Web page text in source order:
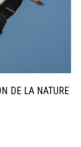
DE LA NATURE